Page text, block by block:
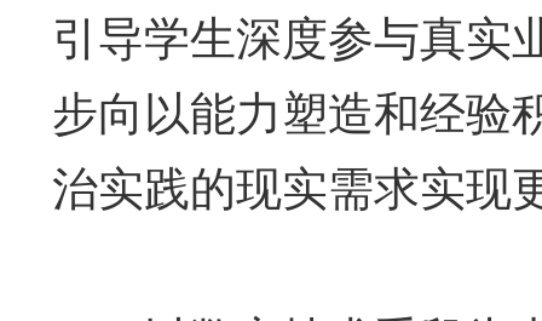
引导学生深度参与真实
步向以能力塑造和经验
治实践的现实需求实现